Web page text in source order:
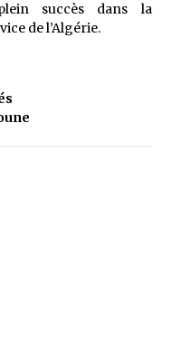
succès dans la
de l’Algérie.